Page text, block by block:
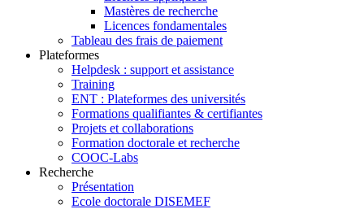
Mastères de recherche
Licences fondamentales
Tableau des frais de paiement
Plateformes
Helpdesk : support et assistance
Training
ENT : Plateformes des universités
Formations qualifiantes & certifiantes
Projets et collaborations
Formation doctorale et recherche
COOC-Labs
Recherche
Présentation
Ecole doctorale DISEMEF